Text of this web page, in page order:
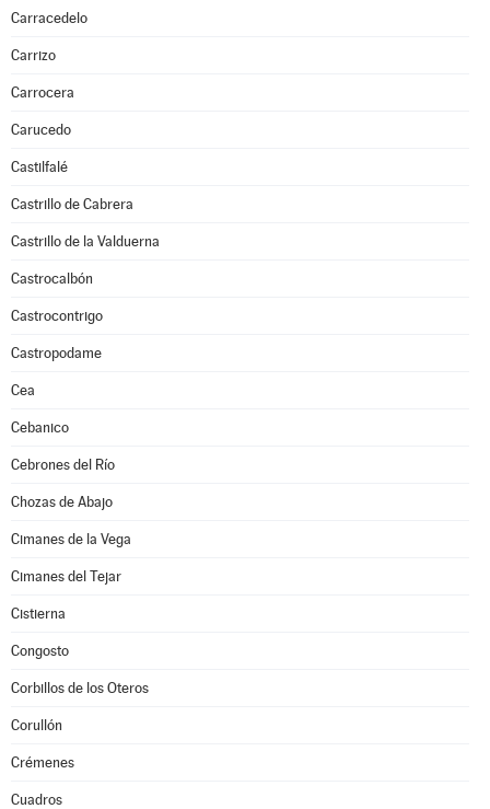
Carracedelo
Carrizo
Carrocera
Carucedo
Castilfalé
Castrillo de Cabrera
Castrillo de la Valduerna
Castrocalbón
Castrocontrigo
Castropodame
Cea
Cebanico
Cebrones del Río
Chozas de Abajo
Cimanes de la Vega
Cimanes del Tejar
Cistierna
Congosto
Corbillos de los Oteros
Corullón
Crémenes
Cuadros